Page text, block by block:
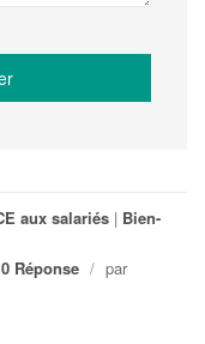
aux salariés | Bien-
0 Réponse / par